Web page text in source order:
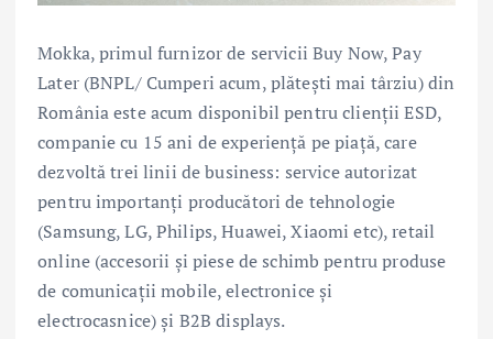
Mokka, primul furnizor de servicii Buy Now, Pay
Later (BNPL/ Cumperi acum, plătești mai târziu) din
România este acum disponibil pentru clienții ESD,
companie cu 15 ani de experiență pe piață, care
dezvoltă trei linii de business: service autorizat
pentru importanți producători de tehnologie
(Samsung, LG, Philips, Huawei, Xiaomi etc), retail
online (accesorii și piese de schimb pentru produse
de comunicații mobile, electronice și
electrocasnice) și B2B displays.